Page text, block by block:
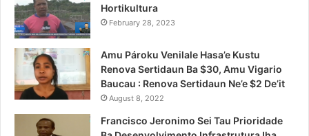
Hortikultura
February 28, 2023
Amu Pároku Venilale Hasa’e Kustu
Renova Sertidaun Ba $30, Amu Vigario
Baucau : Renova Sertidaun Ne’e $2 De’it
August 8, 2022
Francisco Jeronimo Sei Tau Prioridade